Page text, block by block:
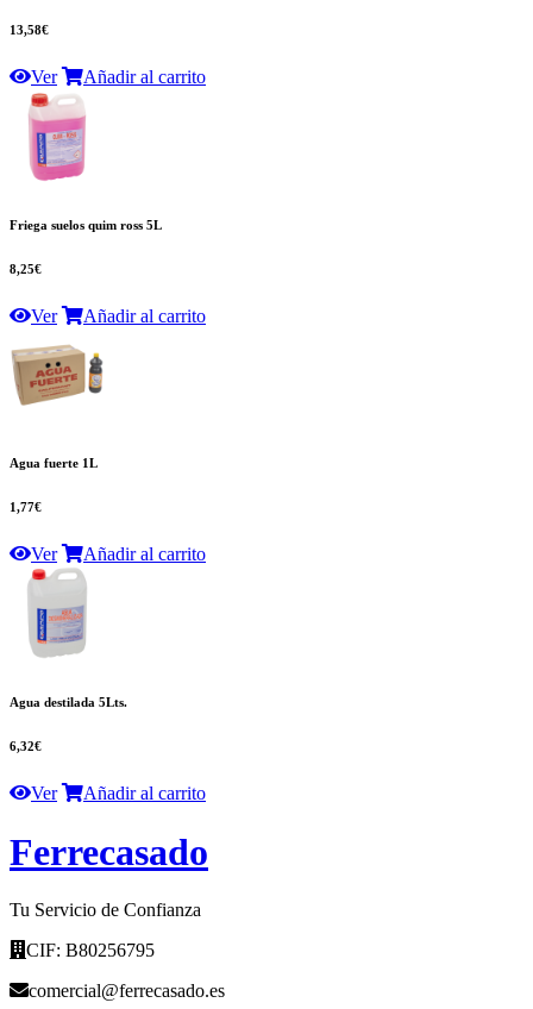
13,58€
Ver Añadir al carrito
Friega suelos quim ross 5L
8,25€
Ver Añadir al carrito
Agua fuerte 1L
1,77€
Ver Añadir al carrito
Agua destilada 5Lts.
6,32€
Ver Añadir al carrito
Ferrecasado
Tu Servicio de Confianza
CIF: B80256795
comercial@ferrecasado.es